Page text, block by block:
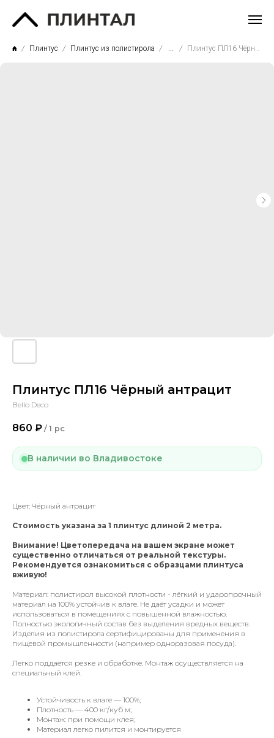
Плинтус Плинтус из полистирола
Плинтус ПЛ16 Чёрный антрацит
Bello Deco
860 ₽ / 1 pc
В наличии во Владивостоке
Цвет: Чёрный антрацит
Стоимость указана за 1 плинтус длиной 2 метра.
Внимание! Цветопередача на вашем экране может
существенно отличаться от реальной текстуры.
Рекомендуется ознакомиться с образцами плинтуса
вживую!
Материал: полистирол высокой плотности - лёгкий и ударопрочный
материал на 100% устойчив к влаге. Не даёт усадки и может
использоваться в помещениях с повышенной влажностью.
Полностью экологичный состав без выделения вредных веществ.
Изделия из полистирола сертифицированы для применения в
пищевой промышленности (например одноразовая посуда).
Легко поддаётся резке и обработке. Монтаж осуществляется на
специальный клей.
Устойчивость к влаге — 100%;
Плотность — 400 кг/куб м;
Монтаж: при помощи клея;
Материал легко пилится и монтируется